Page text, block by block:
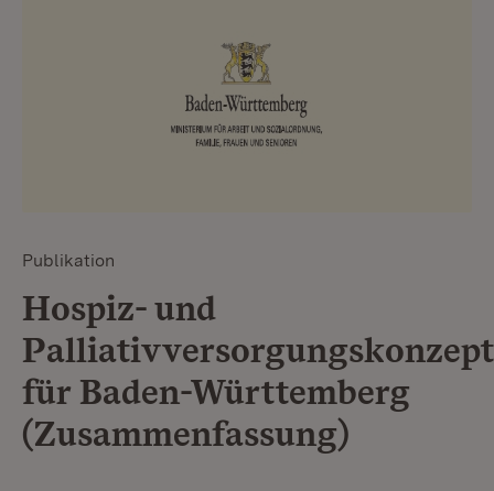
Publikation
Hospiz- und
für Baden-Württemberg
(Zusammenfassung)